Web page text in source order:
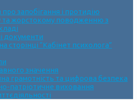
запобігання і протидію
та жорстокому поводженню з
документи
сторінці “Кабінет психолога”
значення
грамотність та цифрова безпека
патріотичне виховання